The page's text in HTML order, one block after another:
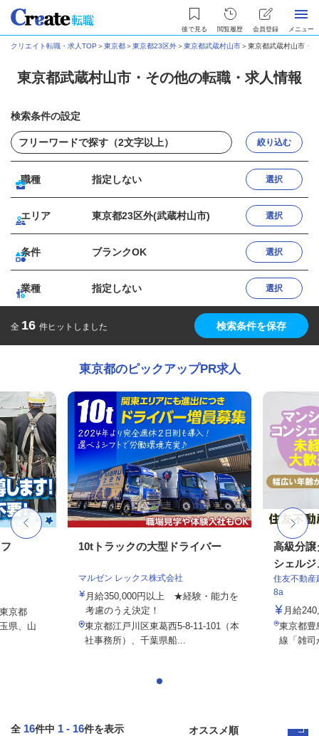
後で見る 閲覧履歴 会員登録 メニュー
クリエイト転職・求人TOP ＞東京都＞東京都23区外＞東京都武蔵村山市＞東京都武蔵村山市・
東京都武蔵村山市・その他の転職・求人情報
検索条件の設定
絞り込む
職種 指定しない 選択
エリア 東京都23区外(武蔵村山市) 選択
条件 ブランクOK 選択
業種 指定しない 選択
全 16 件ヒットしました 検索条件を保存
東京都のピックアップPR求人
京都
県、山
10tトラックの大型ドライバー
マルゼン レックス株式会社
月給350,000円以上 ★経験・能力を
考慮のうえ決定！
東京都江戸川区東葛西5-8-11-101（本
社事務所）、千葉県船...
高級分譲
シェルジ
住友不動産
8a
月給
東京都豊
線「雑司
全 16件中 1 - 16件を表示